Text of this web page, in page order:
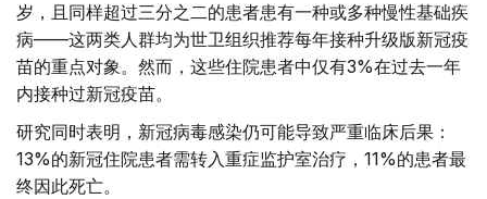
岁，且同样超过三分之二的患者患有一种或多种慢性基础疾
病——这两类人群均为世卫组织推荐每年接种升级版新冠疫
苗的重点对象。然而，这些住院患者中仅有3%在过去一年
内接种过新冠疫苗。
研究同时表明，新冠病毒感染仍可能导致严重临床后果：
13%的新冠住院患者需转入重症监护室治疗，11%的患者最
终因此死亡。